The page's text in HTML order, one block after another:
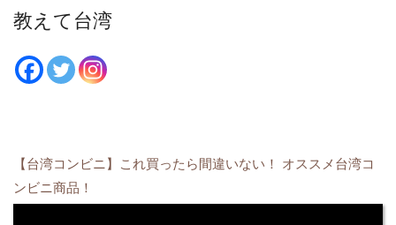
教えて台湾
【台湾コンビニ】これ買ったら間違いない！ オススメ台湾コ
ンビニ商品！